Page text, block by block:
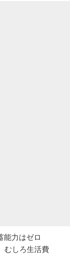
能力はゼロ
むしろ生活費